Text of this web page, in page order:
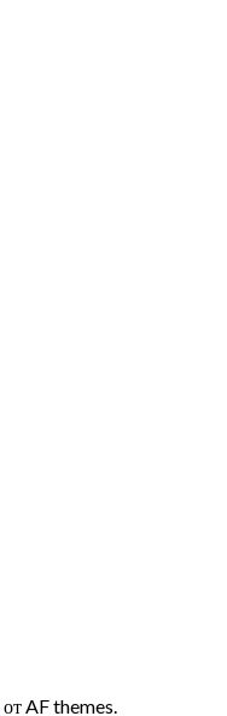
от AF themes.